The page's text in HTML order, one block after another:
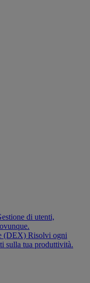
di utenti,
(DEX) Risolvi ogni
sulla tua produttività.